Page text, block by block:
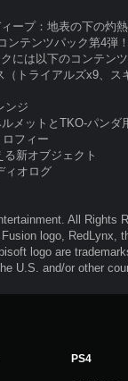
ープ：地表の下の灼
ンテンツパック第4弾！
には以下のコンテン
トライアルズx9、ス
ンジ
メットとTKO-パンダ
フィー
新オブジェクト
ィオログ
All Rights
logo, RedLynx,
logo are
U.S. and/or other
PS4